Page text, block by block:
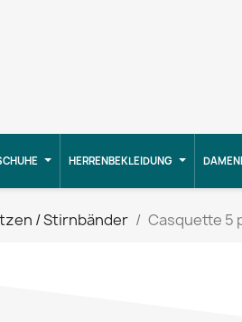
HERRENBEKLEIDUNG
/ Stirnbänder Casquette 5